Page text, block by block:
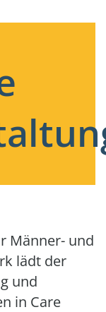
Männer- und
lädt der
und
in Care